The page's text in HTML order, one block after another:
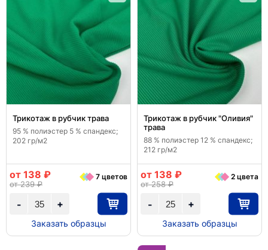
Трикотаж в рубчик трава
95 % полиэстер 5 % спандекс;
202 гр/м2
+
-
от 138 ₽
от 239 ₽
7 цветов
Заказать образцы
Трикотаж в рубчик "Оливия"
трава
88 % полиэстер 12 % спандекс;
212 гр/м2
+
-
от 138 ₽
от 258 ₽
2 цвета
Заказать образцы